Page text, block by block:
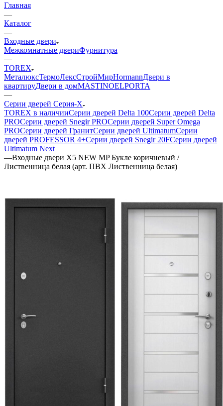
Главная
—
Каталог
—
Входные двери
Межкомнатные двериФурнитура
—
TOREX
МеталюксТермоЛексСтройМирHormannДвери в
квартируДвери в домMASTINOELPORTA
—
Серии дверей Серия-X
TOREX в наличииСерии дверей Delta 100Серии дверей Delta
PROСерии дверей Snegir PROСерии дверей Super Omega
PROСерии дверей ГранитСерии дверей UltimatumСерии
дверей PROFESSOR 4+Серии дверей Snegir 20FСерии дверей
Ultimatum Next
—Входные двери Х5 NEW MP Букле коричневый /
Лиственница белая (арт. ПВХ Лиственница белая)